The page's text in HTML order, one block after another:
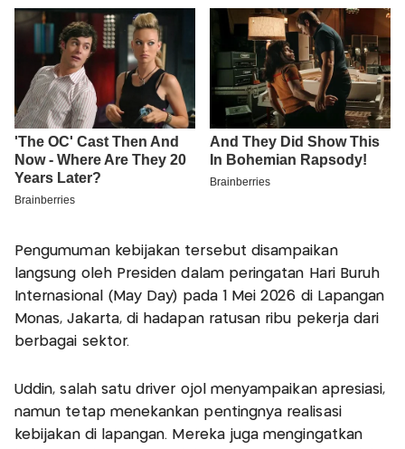
Pengumuman kebijakan tersebut disampaikan
langsung oleh Presiden dalam peringatan Hari Buruh
Internasional (May Day) pada 1 Mei 2026 di Lapangan
Monas, Jakarta, di hadapan ratusan ribu pekerja dari
berbagai sektor.
Uddin, salah satu driver ojol menyampaikan apresiasi,
namun tetap menekankan pentingnya realisasi
kebijakan di lapangan. Mereka juga mengingatkan